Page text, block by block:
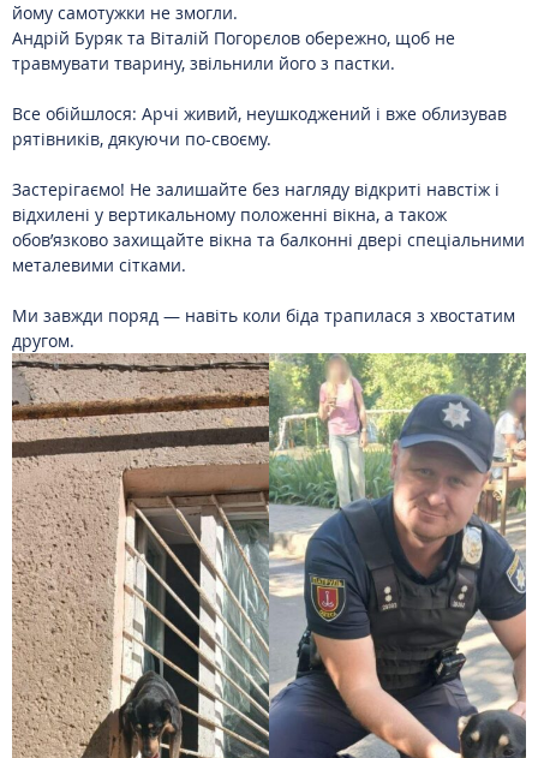
йому самотужки не змогли.
Андрій Буряк та Віталій Погорєлов обережно, щоб не
травмувати тварину, звільнили його з пастки.
Все обійшлося: Арчі живий, неушкоджений і вже облизував
рятівників, дякуючи по-своєму.
Застерігаємо! Не залишайте без нагляду відкриті навстіж і
відхилені у вертикальному положенні вікна, а також
обов’язково захищайте вікна та балконні двері спеціальними
металевими сітками.
Ми завжди поряд — навіть коли біда трапилася з хвостатим
другом.